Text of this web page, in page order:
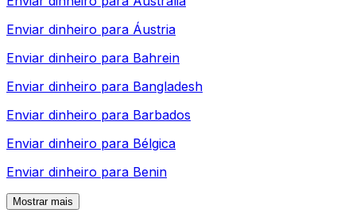
Enviar dinheiro para Áustria
Enviar dinheiro para Bahrein
Enviar dinheiro para Bangladesh
Enviar dinheiro para Barbados
Enviar dinheiro para Bélgica
Enviar dinheiro para Benin
Mostrar mais